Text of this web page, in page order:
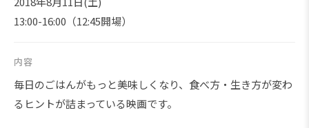
13:00-16:00（12:45開場）
内容
毎日のごはんがもっと美味しくなり、食べ方・生き方が変わ
るヒントが詰まっている映画です。